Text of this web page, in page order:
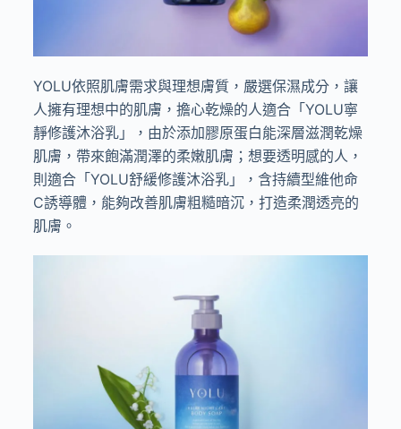
YOLU依照肌膚需求與理想膚質，嚴選保濕成分，讓
人擁有理想中的肌膚，擔心乾燥的人適合「YOLU寧
靜修護沐浴乳」，由於添加膠原蛋白能深層滋潤乾燥
肌膚，帶來飽滿潤澤的柔嫩肌膚；想要透明感的人，
則適合「YOLU舒緩修護沐浴乳」，含持續型維他命
C誘導體，能夠改善肌膚粗糙暗沉，打造柔潤透亮的
肌膚。